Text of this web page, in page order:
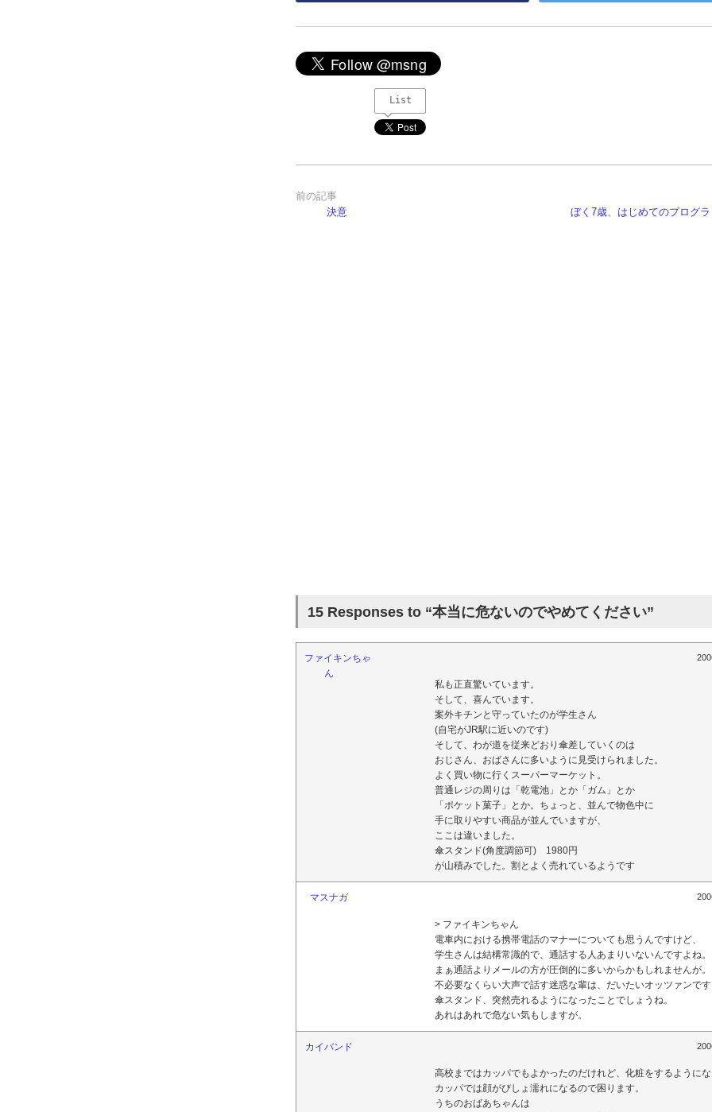
List
決意 ぼく7歳、はじめてのプログ
15 Responses to “本当に危ないのでやめてください”
ファイキンちゃ
ん
私も正直驚いています。
そして、喜んでいます。
案外キチンと守っていたのが学生さん
(自宅がJR駅に近いのです)
そして、わが道を従来どおり傘差していくのは
おじさん、おばさんに多いように見受けられました。
よく買い物に行くスーパーマーケット。
普通レジの周りは「乾電池」とか「ガム」とか
「ポケット菓子」とか。ちょっと、並んで物色中に
手に取りやすい商品が並んでいますが、
ここは違いました。
傘スタンド(角度調節可) 1980円
が山積みでした。割とよく売れているようです
マスナガ
> ファイキンちゃん
電車内における携帯電話のマナーについても思うんですけど、
学生さんは結構常識的で、通話する人あまりいないんですよね。
まぁ通話よりメールの方が圧倒的に多いからかもしれませんが。
不必要なくらい大声で話す迷惑な輩は、だいたいオッツァンです
傘スタンド、突然売れるようになったことでしょうね。
あれはあれで危ない気もしますが。
カイバンド
高校まではカッパでもよかったのだけれど、化粧をするように
カッパでは顔がびしょ濡れになるので困ります。
うちのおばあちゃんは